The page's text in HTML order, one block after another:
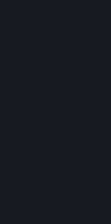
对于每一笔定期付款的金额，
界或其指定的支付服务提供商
如果您使用蒸汽平台需要缴纳
美世界会在内容和服务的资费
作为帐户持有人，您需要对您
的家人或朋友）所产生的所有
有购买行为负责。如果您注销
销之前产生的费用、附加费或
必须在完美世界允许您再次注
蒸汽平台可能向您提供与您帐
”）。蒸汽钱包并非
具，而是向您提供的购买内容
借记卡、信用卡、预付卡、促
方式，在限额人民币14,000元
该限额，您将无法再向您的蒸
止。在任何二十四（24）小时